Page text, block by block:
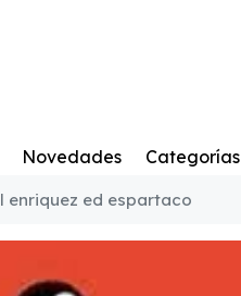
Novedades Categorías
enriquez ed espartaco